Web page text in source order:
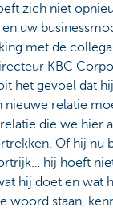
zich niet
uw
met de
KBC
het gevoel dat
nieuwe relatie
die we hier
Of hij nu
hij hoeft
hij doet en wat
woord staan,